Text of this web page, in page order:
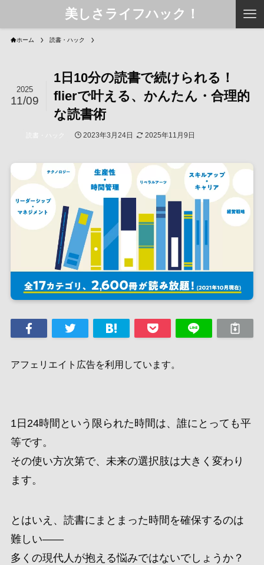
美しさライフハック！
ホーム 読書・ハック
1日10分の読書で続けられる！
flierで叶える、かんたん・合理的
な読書術
2025
11/09
読書・ハック 2023年3月24日 2025年11月9日
アフェリエイト広告を利用しています。
1日24時間という限られた時間は、誰にとっても平
等です。
その使い方次第で、未来の選択肢は大きく変わり
ます。
とはいえ、読書にまとまった時間を確保するのは
難しい——
多くの現代人が抱える悩みではないでしょうか？